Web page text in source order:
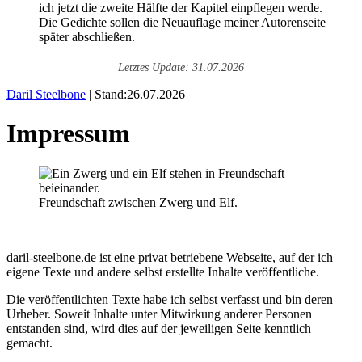
ich jetzt die zweite Hälfte der Kapitel einpflegen werde.
Die Gedichte sollen die Neuauflage meiner Autorenseite
später abschließen.
Letztes Update: 31.07.2026
Daril Steelbone | Stand:26.07.2026
Impressum
Freundschaft zwischen Zwerg und Elf.
daril-steelbone.de ist eine privat betriebene Webseite, auf der ich
eigene Texte und andere selbst erstellte Inhalte veröffentliche.
Die veröffentlichten Texte habe ich selbst verfasst und bin deren
Urheber. Soweit Inhalte unter Mitwirkung anderer Personen
entstanden sind, wird dies auf der jeweiligen Seite kenntlich
gemacht.